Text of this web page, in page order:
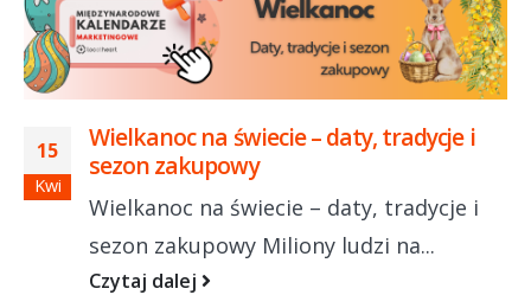
15
Kwi
Wielkanoc na świecie – daty, tradycje i
sezon zakupowy
Wielkanoc na świecie – daty, tradycje i
sezon zakupowy Miliony ludzi na...
Czytaj dalej